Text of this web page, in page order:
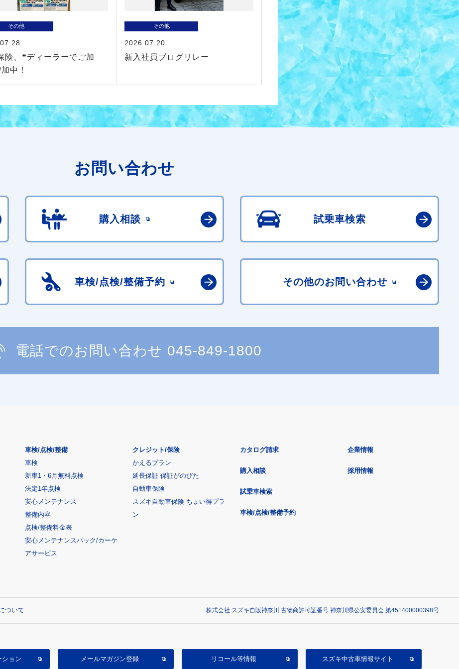
その他
険、❝ディーラーでご加
中！
その他
2026.07.20
新入社員ブログリレー
お問い合わせ
購入相談 試乗車検索
車検/点検/整備予約 その他のお問い合わせ
電話でのお問い合わせ 045-849-1800
車検/点検/整備
車検
新車1・6月無料点検
法定1年点検
安心メンテナンス
整備内容
点検/整備料金表
安心メンテナンスパック/カーケ
アサービス
クレジット/保険
かえるプラン
延長保証 保証がのびた
自動車保険
スズキ自動車保険 ちょい得プラ
ン
カタログ請求
購入相談
試乗車検索
車検/点検/整備予約
企業情報
採用情報
ついて 株式会社 スズキ自販神奈川 古物商許可証番号 神奈川県公安委員会 第451400000398号
ション メールマガジン登録 リコール等情報 スズキ中古車情報サイト